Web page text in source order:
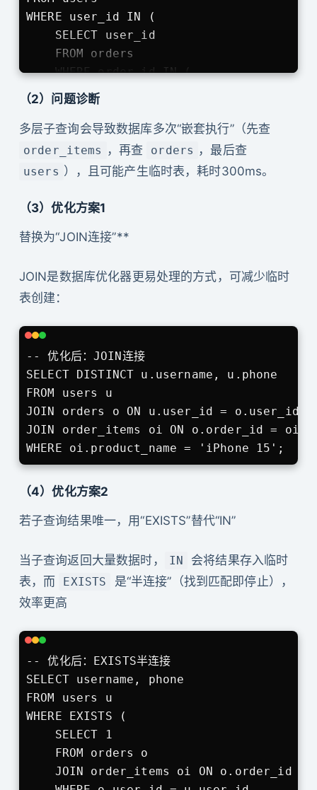
WHERE user_id IN (
    SELECT user_id
    FROM orders
    WHERE order_id IN (
        SELECT order_id
        FROM order_items
        WHERE product_name = 'iPhone 15'
    )
（2）问题诊断
多层子查询会导致数据库多次“嵌套执行”（先查
order_items ，再查 orders ，最后查
users ），且可能产生临时表，耗时300ms。
（3）优化方案1
替换为“JOIN连接”**
JOIN是数据库优化器更易处理的方式，可减少临时
表创建：
-- 优化后：JOIN连接
SELECT DISTINCT u.username, u.phone
FROM users u
JOIN orders o ON u.user_id = o.user_id
JOIN order_items oi ON o.order_id =
WHERE oi.product_name = 'iPhone 15';
（4）优化方案2
若子查询结果唯一，用“EXISTS”替代“IN”
当子查询返回大量数据时， IN
会将结果存入临时
表，而
EXISTS
是“半连接”（找到匹配即停止），
效率更高
-- 优化后：EXISTS半连接
SELECT username, phone
FROM users u
WHERE EXISTS (
    SELECT 1
    FROM orders o
JOIN order_items oi ON o.order_id =